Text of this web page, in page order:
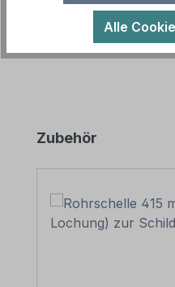
diversen Größen
Produktgalerie
Zubehör
Alle